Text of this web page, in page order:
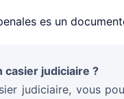
es un
casier judiciaire ?
judiciaire, vous